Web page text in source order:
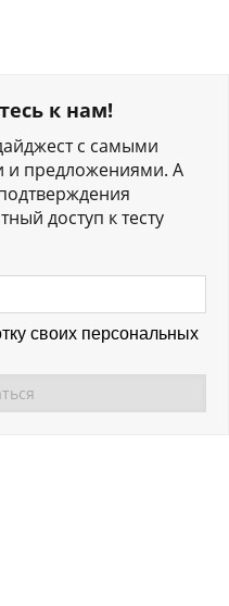
к нам!
с самыми
и предложениями. А
доступ к тесту
своих персональных